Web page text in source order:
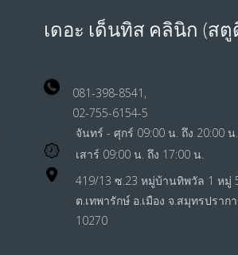
เดอะ เด็นทิส คลินิก (สตู
081-398-8541,
02-755-6154-5
จันทร์ - ศุกร์ 09:00 น. ถึง 20:00 น.
เสาร์ 09:00 น. ถึง 17:00 น.
419/13 ซ.23 หมู่บ้านทิพวัล 1 หมู่
ต.เทพารักษ์ อ.เมือง จ.สมุทรปรากา
10270